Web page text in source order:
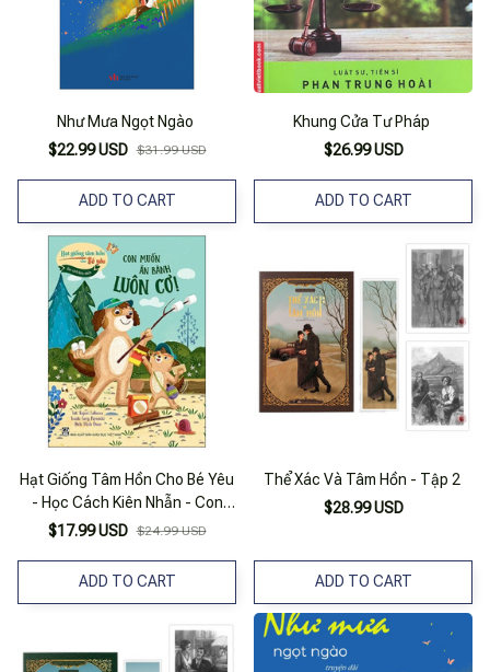
Như Mưa Ngọt Ngào
$22.99 USD $31.99 USD
ADD TO CART
Khung Cửa Tư Pháp
$26.99 USD
ADD TO CART
Hạt Giống Tâm Hồn Cho Bé Yêu
- Học Cách Kiên Nhẫn - Con
Muốn Ăn Bánh Luôn Cơ!
$17.99 USD $24.99 USD
ADD TO CART
Thể Xác Và Tâm Hồn - Tập 2
$28.99 USD
ADD TO CART